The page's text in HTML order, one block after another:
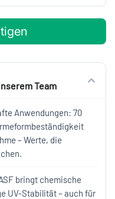
Team
Anwendungen: 70
– Werte, die
bringt chemische
UV-Stabilität – auch für